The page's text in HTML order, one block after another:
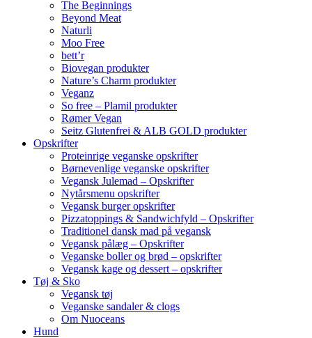
The Beginnings
Beyond Meat
Naturli
Moo Free
bett’r
Biovegan produkter
Nature’s Charm produkter
Veganz
So free – Plamil produkter
Rømer Vegan
Seitz Glutenfrei & ALB GOLD produkter
Opskrifter
Proteinrige veganske opskrifter
Børnevenlige veganske opskrifter
Vegansk Julemad – Opskrifter
Nytårsmenu opskrifter
Vegansk burger opskrifter
Pizzatoppings & Sandwichfyld – Opskrifter
Traditionel dansk mad på vegansk
Vegansk pålæg – Opskrifter
Veganske boller og brød – opskrifter
Vegansk kage og dessert – opskrifter
Tøj & Sko
Vegansk tøj
Veganske sandaler & clogs
Om Nuoceans
Hund